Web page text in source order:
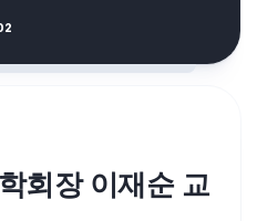
회장 이재순 교